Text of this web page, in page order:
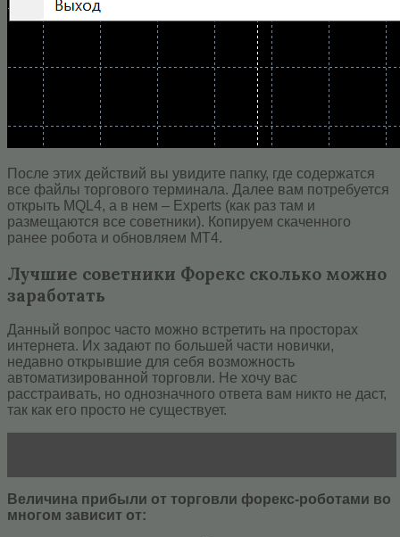
После этих действий вы увидите папку, где содержатся
все файлы торгового терминала. Далее вам потребуется
открыть MQL4, а в нем – Experts (как раз там и
размещаются все советники). Копируем скаченного
ранее робота и обновляем МТ4.
Лучшие советники Форекс сколько можно
заработать
Данный вопрос часто можно встретить на просторах
интернета. Их задают по большей части новички,
недавно открывшие для себя возможность
автоматизированной торговли. Не хочу вас
расстраивать, но однозначного ответа вам никто не даст,
так как его просто не существует.
Величина прибыли от торговли форекс-роботами во
многом зависит от: